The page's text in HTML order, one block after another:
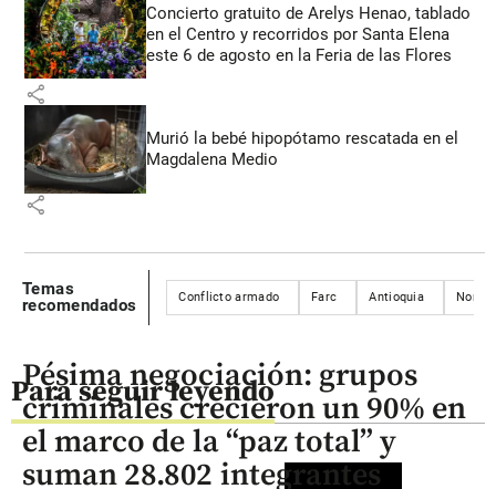
Concierto gratuito de Arelys Henao, tablado
en el Centro y recorridos por Santa Elena
este 6 de agosto en la Feria de las Flores
share
Murió la bebé hipopótamo rescatada en el
Magdalena Medio
share
Temas
recomendados
Conflicto armado Farc Antioquia Norte
Para seguir leyendo
Pésima negociación: grupos
criminales crecieron un 90% en
el marco de la “paz total” y
suman 28.802 integrantes